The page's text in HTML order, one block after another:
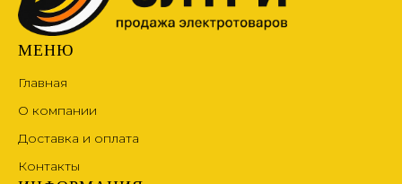
МЕНЮ
Главная
О компании
Доставка и оплата
Контакты